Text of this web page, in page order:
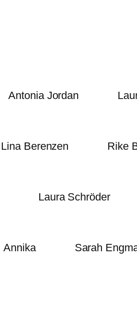
Antonia Jordan
Lina Berenzen Rike
Laura Schröder
Annika Sarah